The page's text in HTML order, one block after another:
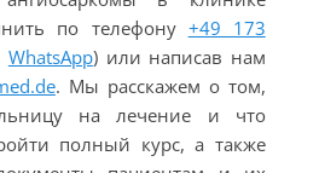
по телефону +49 173
WhatsApp) или написав нам
. Мы расскажем о том,
на лечение и что
полный курс, а также